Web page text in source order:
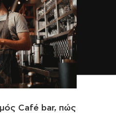
Café bar, πώς